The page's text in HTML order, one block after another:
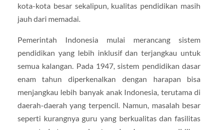
kota-kota besar sekalipun, kualitas pendidikan masih
jauh dari memadai.
Pemerintah Indonesia mulai merancang sistem
pendidikan yang lebih inklusif dan terjangkau untuk
semua kalangan. Pada 1947, sistem pendidikan dasar
enam tahun diperkenalkan dengan harapan bisa
menjangkau lebih banyak anak Indonesia, terutama di
daerah-daerah yang terpencil. Namun, masalah besar
seperti kurangnya guru yang berkualitas dan fasilitas